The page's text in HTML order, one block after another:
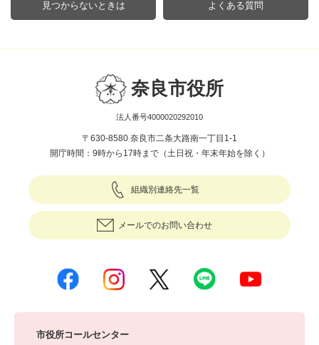
見つからないときは よくある質問
奈良市役所
法人番号4000020292010
〒630-8580 奈良市二条大路南一丁目1-1
開庁時間：9時から17時まで（土日祝・年末年始を除く）
組織別連絡先一覧
メールでのお問い合わせ
市役所コールセンター